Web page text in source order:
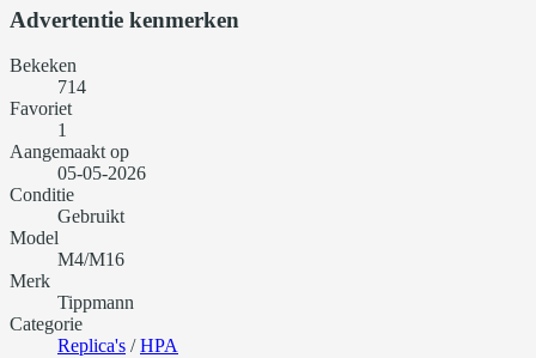
Advertentie kenmerken
Bekeken
714
Favoriet
1
Aangemaakt op
05-05-2026
Conditie
Gebruikt
Model
M4/M16
Merk
Tippmann
Categorie
Replica's /HPA